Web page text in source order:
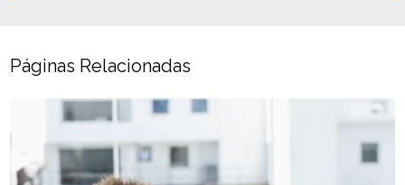
Páginas Relacionadas